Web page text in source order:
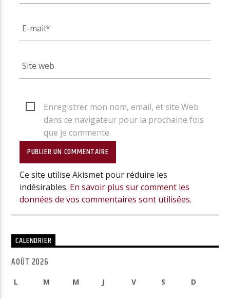
Enregistrer mon nom, email, et site Web
dans ce navigateur pour la prochaine fois
que je commente.
Ce site utilise Akismet pour réduire les
indésirables. En savoir plus sur comment les
données de vos commentaires sont utilisées.
CALENDRIER
AOÛT 2026
L M M J V S D